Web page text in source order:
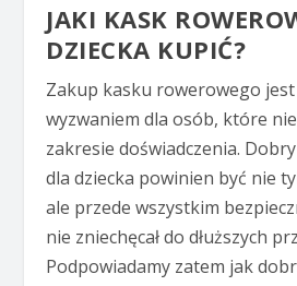
JAKI KASK
DZIECKA KUPIĆ?
Zakup kasku rowerowego
wyzwaniem dla osób, które
zakresie doświadczenia.
dla dziecka powinien być nie
ale przede wszystkim
nie zniechęcał do dłuższych
Podpowiadamy zatem jak